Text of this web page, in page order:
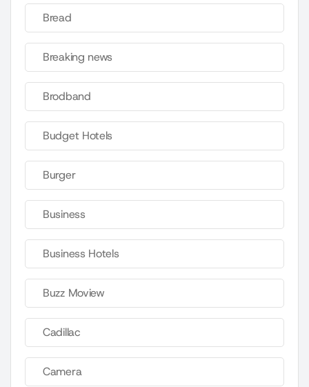
Bread
Breaking news
Brodband
Budget Hotels
Burger
Business
Business Hotels
Buzz Moview
Cadillac
Camera